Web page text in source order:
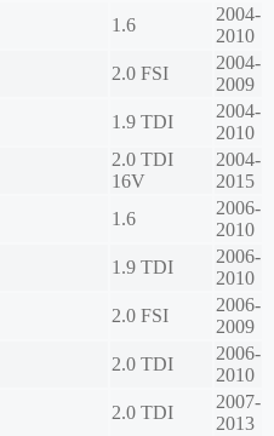
1.6
2004-
2010
2.0 FSI
2004-
2009
1.9 TDI
2004-
2010
2.0 TDI
16V
2004-
2015
1.6
2006-
2010
1.9 TDI
2006-
2010
2.0 FSI
2006-
2009
2.0 TDI
2006-
2010
2.0 TDI
2007-
2013